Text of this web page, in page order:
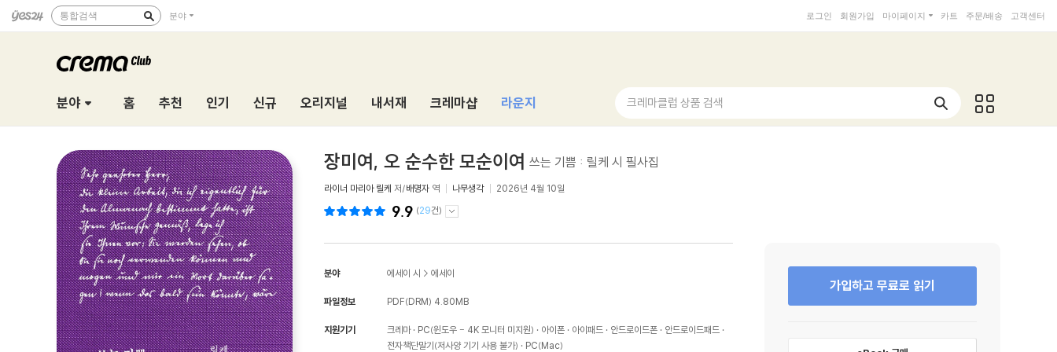
통합검색 분야 로그인 회원가입 마이페이지 카트 주문/배송 고객센터
분야 홈 추천 인기 신규 오리지널 내서재 크레마샵 라운지 크레마클럽 상품 검색
장미여, 오 순수한 모순이여 쓰는 기쁨 : 릴케 시 필사집
라이너 마리아 릴케 저/배명자 역 나무생각 2026년 4월 10일
9.9 (29건)
분야 에세이 시 > 에세이
파일정보 PDF(DRM) 4.80MB
지원기기 크레마 PC(윈도우 - 4K 모니터 미지원) 아이폰 아이패드 안드로이드폰
안드로이드패드
전자책단말기(저사양 기기 사용 불가)
PC(Mac)
가입하고 무료로 읽기